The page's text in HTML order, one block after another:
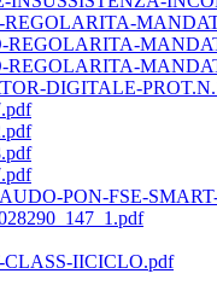
DIGITALE-
PON-FSE-
CLASS-IICICLO.pdf